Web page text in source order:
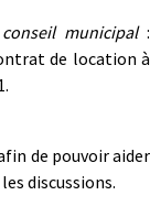
municipal:
de location à
de pouvoir aider
discussions.